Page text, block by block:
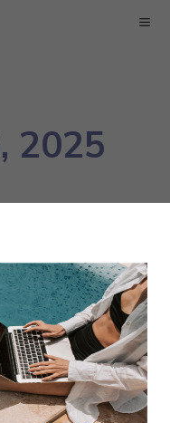
2025